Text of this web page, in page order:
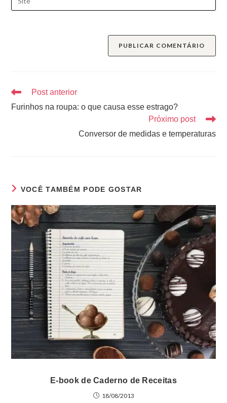
Post anterior
Furinhos na roupa: o que causa esse estrago?
Próximo post
Conversor de medidas e temperaturas
VOCÊ TAMBÉM PODE GOSTAR
E-book de Caderno de Receitas
18/08/2013